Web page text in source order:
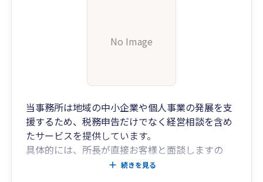
No Image
当事務所は地域の中小企業や個人事業の発展を支
援するため、税務申告だけでなく経営相談を含め
たサービスを提供しています。
具体的には、所長が直接お客様と面談しますの
で、財務分析や節税対策、資金調達など多くの税
続きを見る